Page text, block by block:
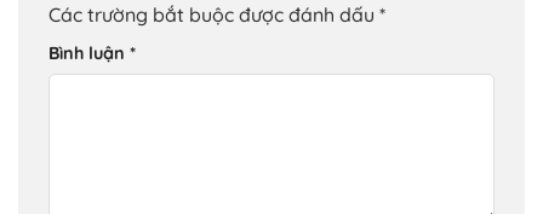
Các trường bắt buộc được đánh dấu *
Bình luận *